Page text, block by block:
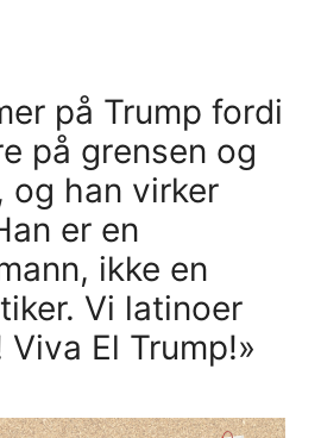
på Trump fordi
på grensen og
og han virker
er en
ikke en
Vi latinoer
El Trump!»